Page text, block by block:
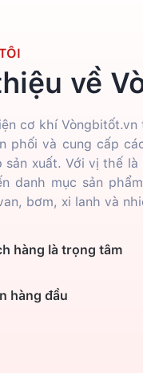
về
cơ khí
phối và cung cấp
sản xuất. Với vị thế
danh mục sản
bơm, xi lanh và
hàng là trọng tâm
hàng đầu